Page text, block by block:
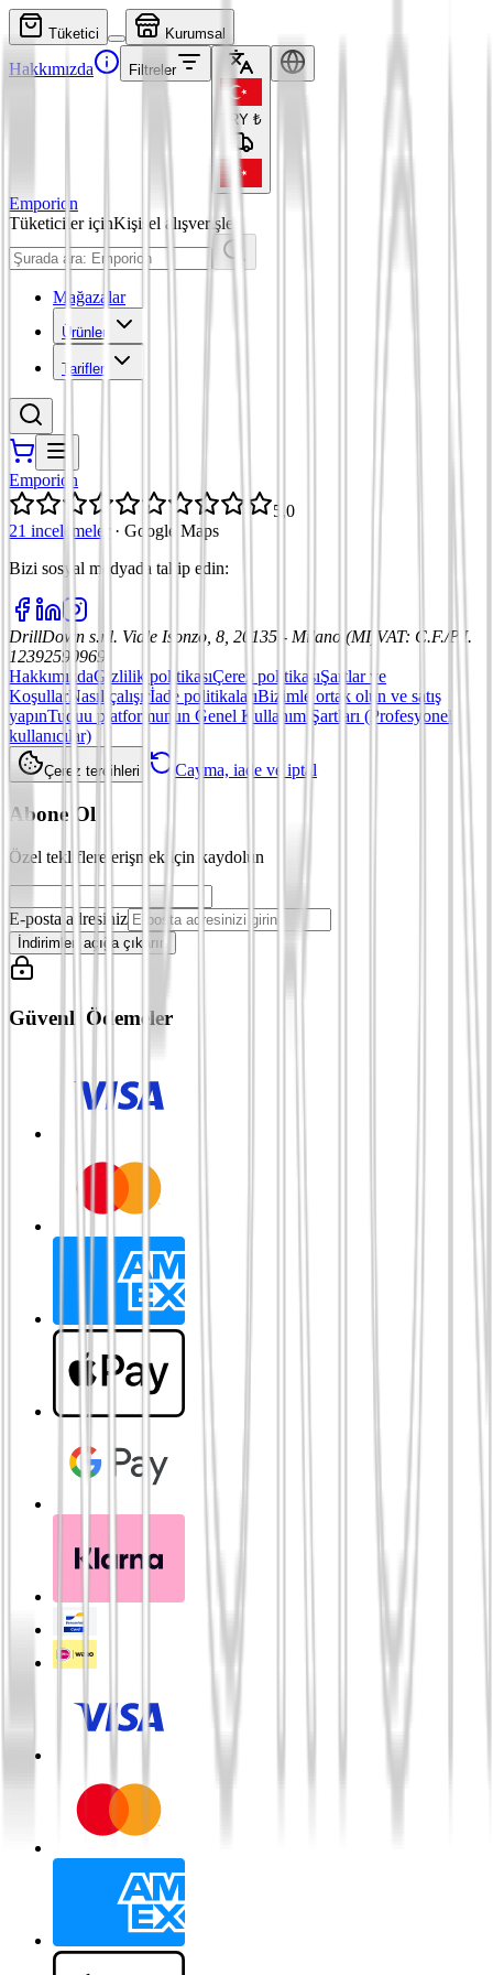
Tüketici Kurumsal
Hakkımızda Filtreler
TRY ₺
Emporion
Tüketiciler içinKişisel alışverişler
Mağazalar
Ürünler
Tarifler
Emporion
5,0
21 incelemeler
· Google Maps
Bizi sosyal medyada takip edin:
DrillDown s.r.l. Viale Isonzo, 8, 20135 - Milano (MI) VAT: C.F./P.I.
12392590969
HakkımızdaGizlilik politikasıÇerez politikasıŞartlar ve
KoşullarNasıl çalışırİade politikalarıBizimle ortak olun ve satış
yapınTuduu platformunun Genel Kullanım Şartları (Profesyonel
kullanıcılar)
Çerez tercihleri Cayma, iade ve iptal
Abone Ol
Özel tekliflere erişmek için kaydolun
E-posta adresiniz
İndirimleri açığa çıkarın
Güvenli Ödemeler